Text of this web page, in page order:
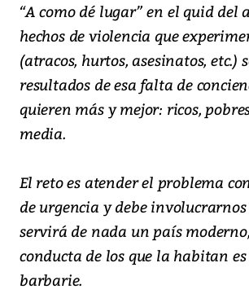
“A como dé lugar” en el quid del
hechos de violencia que
(atracos, hurtos, asesinatos, etc.)
resultados de esa falta de
quieren más y mejor: ricos,
media.
El reto es atender el problema
de urgencia y debe
servirá de nada un país
conducta de los que la habitan
barbarie.